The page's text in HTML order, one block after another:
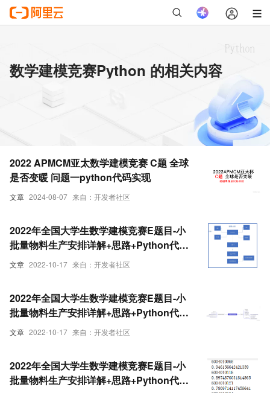
数学建模竞赛Python 的相关内容
文章 2024-08-07 来自：开发者社区
2022 APMCM亚太数学建模竞赛 C题 全球
是否变暖 问题一python代码实现
文章 2022-10-17 来自：开发者社区
2022年全国大学生数学建模竞赛E题目-小
批量物料生产安排详解+思路+Python代码
时序预测模型(四)
文章 2022-10-17 来自：开发者社区
2022年全国大学生数学建模竞赛E题目-小
批量物料生产安排详解+思路+Python代码
时序预测模型(三)
2022年全国大学生数学建模竞赛E题目-小
批量物料生产安排详解+思路+Python代码